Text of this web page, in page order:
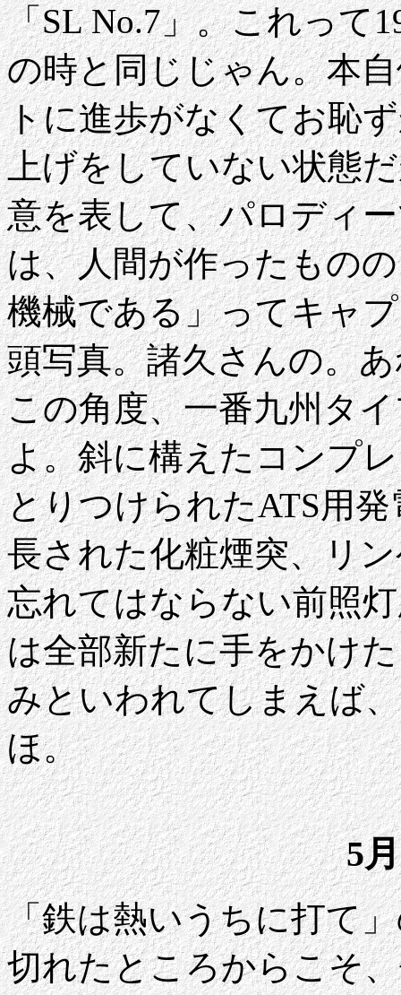
「SL No.7」。これって
の時と同じじゃん。本
トに進歩がなくてお恥
上げをしていない状態
意を表して、パロディ
は、人間が作ったもの
機械である」ってキャ
頭写真。諸久さんの。
この角度、一番九州タ
よ。斜に構えたコンプ
とりつけられたATS用
長された化粧煙突、リ
忘れてはならない前照
は全部新たに手をかけ
みといわれてしまえば
ほ。
5
「鉄は熱いうちに打て
切れたところからこそ